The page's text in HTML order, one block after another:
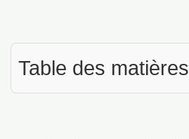
Table des matières